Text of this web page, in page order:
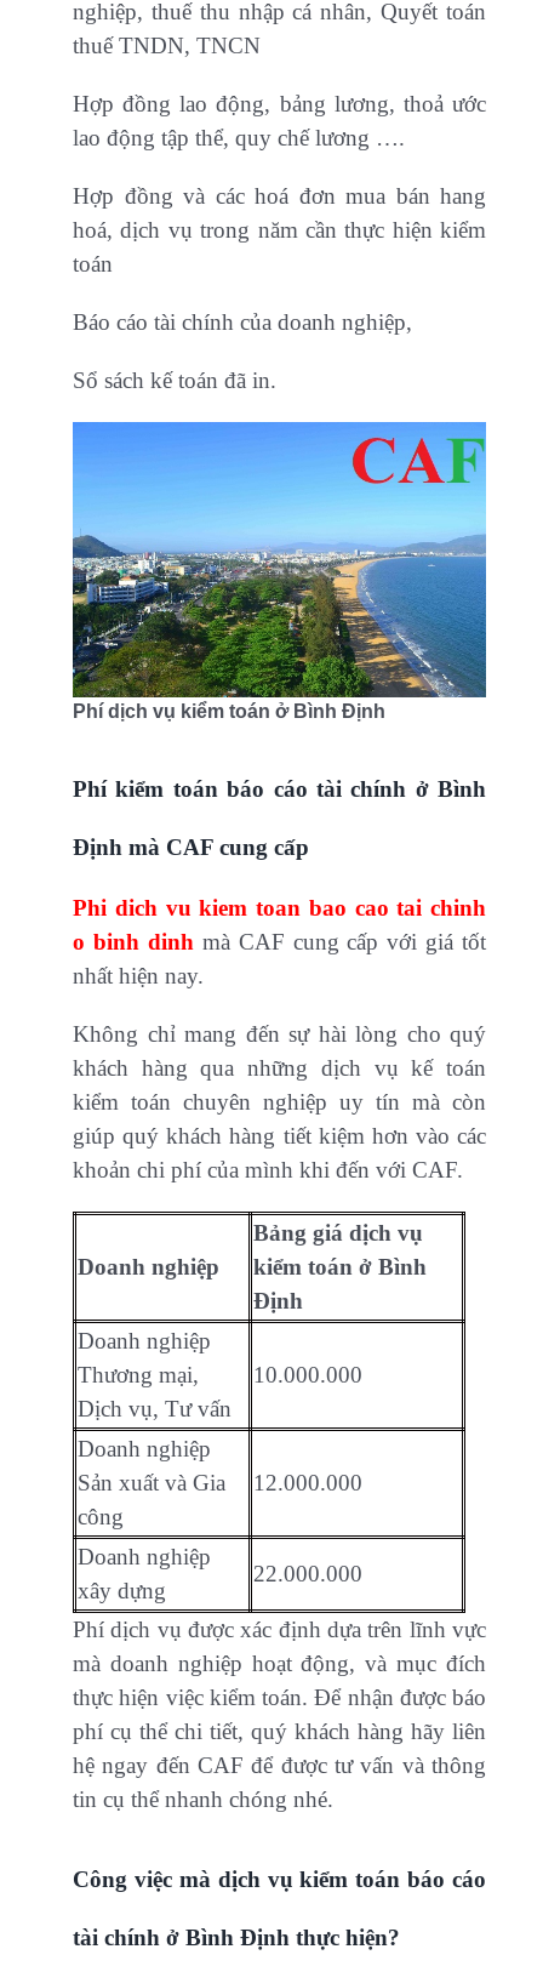
nghiệp, thuế thu nhập cá nhân, Quyết toán
thuế TNDN, TNCN
Hợp đồng lao động, bảng lương, thoả ước
lao động tập thể, quy chế lương ….
Hợp đồng và các hoá đơn mua bán hang
hoá, dịch vụ trong năm cần thực hiện kiểm
toán
Báo cáo tài chính của doanh nghiệp,
Sổ sách kế toán đã in.
Phí dịch vụ kiểm toán ở Bình Định
Phí kiểm toán báo cáo tài chính ở Bình
Định mà CAF cung cấp
Phi dich vu kiem toan bao cao tai chinh
o binh dinh mà CAF cung cấp với giá tốt
nhất hiện nay.
Không chỉ mang đến sự hài lòng cho quý
khách hàng qua những dịch vụ kế toán
kiểm toán chuyên nghiệp uy tín mà còn
giúp quý khách hàng tiết kiệm hơn vào các
khoản chi phí của mình khi đến với CAF.
Doanh nghiệp
Bảng giá dịch vụ
kiểm toán ở Bình
Định
Doanh nghiệp
Thương mại,
Dịch vụ, Tư vấn
10.000.000
Doanh nghiệp
Sản xuất và Gia
công
12.000.000
Doanh nghiệp
xây dựng
22.000.000
Phí dịch vụ được xác định dựa trên lĩnh vực
mà doanh nghiệp hoạt động, và mục đích
thực hiện việc kiểm toán. Để nhận được báo
phí cụ thể chi tiết, quý khách hàng hãy liên
hệ ngay đến CAF để được tư vấn và thông
tin cụ thể nhanh chóng nhé.
Công việc mà dịch vụ kiểm toán báo cáo
tài chính ở Bình Định thực hiện?